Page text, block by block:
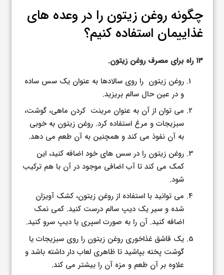
چگونه روغن زیتون را در وعده های
غذاییمان استفاده کنیم؟
۱۳ راه برای مصرف روغن زیتون.
روغن زیتون را روی سالادها به عنوان یک سس ساده
و در عین حال سالم بریزید.
می توان از آن به عنوان مرینت کردن ماهی، گوشت،
سبزیجات و مرغ استفاده کرد. روغن زیتون به خوبی
به آن نفوذ می کند و همچنین به آن طعم می دهد.
روغن زیتون را در سس های خود اضافه کنید، این
کمک می کند تا آب اضافی موجود در آن با هم ترکیب
شود.
می توانید با استفاده از روغن زیتون، کشک آویزان
شده و سیر یک دیپ سالم درست کنید. کمی نمک
اضافه کنید. آن را به صورت اسپری یا دیپ سرو کنید.
یک قاشق غذاخوری روغن زیتون را روی سبزیجات یا
گوشت پخته بپاشید تا ظاهری لعاب دار داشته باشد و
علاوه بر آن طعم و مزه آن را بیشتر می کند.